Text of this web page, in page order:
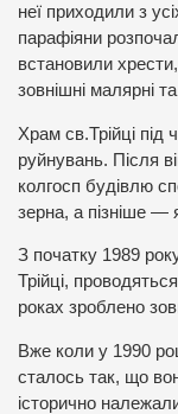
неї приходили з
парафіяни
встановили
зовнішні малярні
Храм св.Трійці під
руйнувань. Після
колгосп будівлю
зерна, а пізніше —
З початку 1989
Трійці,
роках зроблено
Вже коли у 1990
сталось так, що
історично